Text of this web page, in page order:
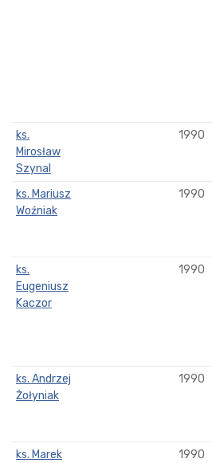
ks.
Mirosław
Szynal
1990
ks. Mariusz
Woźniak
1990
ks.
Eugeniusz
Kaczor
1990
ks. Andrzej
Żołyniak
1990
ks. Marek
1990